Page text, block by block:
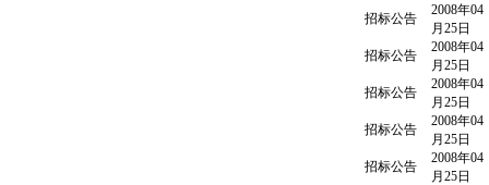
招标公告
2008年04
月25日
招标公告
2008年04
月25日
招标公告
2008年04
月25日
招标公告
2008年04
月25日
招标公告
2008年04
月25日